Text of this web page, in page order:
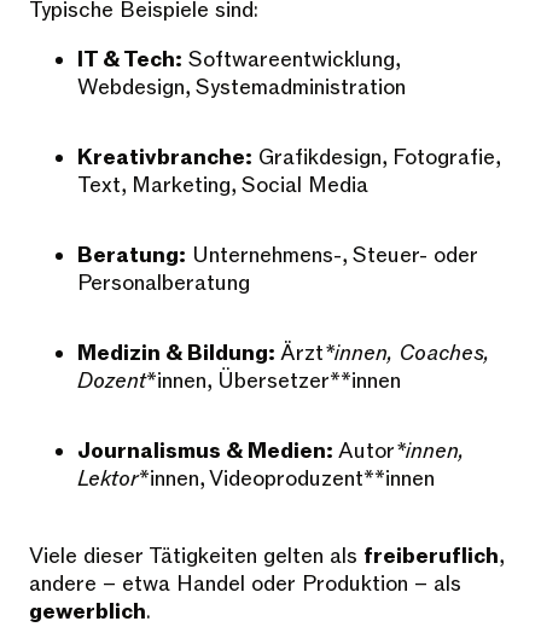
Typische Beispiele sind:
IT & Tech: Softwareentwicklung,
Webdesign, Systemadministration
Kreativbranche: Grafikdesign, Fotografie,
Text, Marketing, Social Media
Beratung: Unternehmens-, Steuer- oder
Personalberatung
Medizin & Bildung: Ärzt*innen, Coaches,
Dozent*innen, Übersetzer**innen
Journalismus & Medien: Autor*innen,
Lektor*innen, Videoproduzent**innen
Viele dieser Tätigkeiten gelten als freiberuflich,
andere – etwa Handel oder Produktion – als
gewerblich.